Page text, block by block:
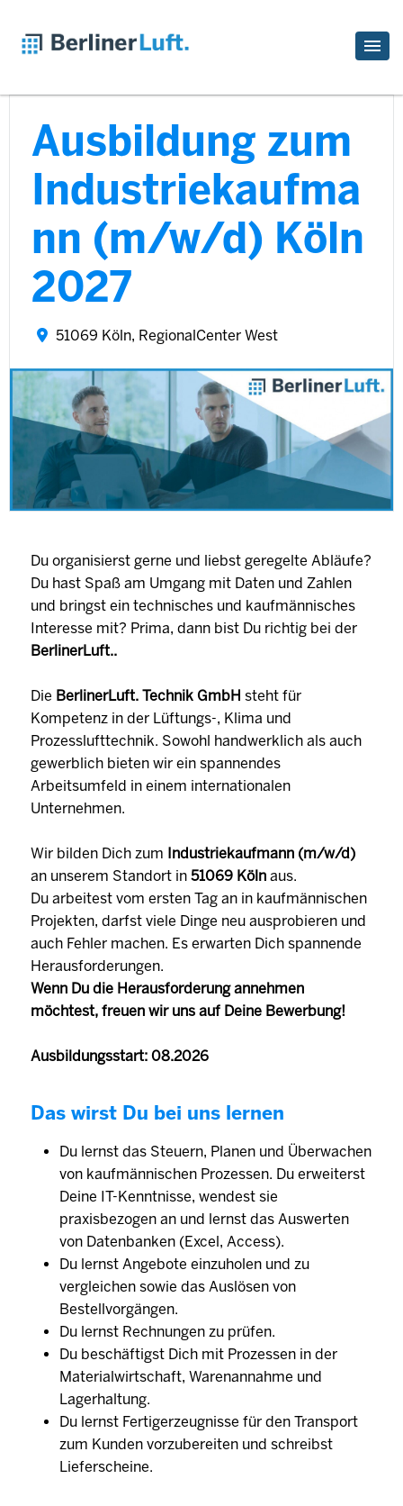
Ausbildung zum
Industriekaufma
nn (m/w/d) Köln
2027
51069 Köln, RegionalCenter West
Du organisierst gerne und liebst geregelte Abläufe?
Du hast Spaß am Umgang mit Daten und Zahlen
und bringst ein technisches und kaufmännisches
Interesse mit? Prima, dann bist Du richtig bei der
BerlinerLuft..
Die BerlinerLuft. Technik GmbH steht für
Kompetenz in der Lüftungs-, Klima und
Prozesslufttechnik. Sowohl handwerklich als auch
gewerblich bieten wir ein spannendes
Arbeitsumfeld in einem internationalen
Unternehmen.
Wir bilden Dich zum Industriekaufmann (m/w/d)
an unserem Standort in 51069 Köln aus.
Du arbeitest vom ersten Tag an in kaufmännischen
Projekten, darfst viele Dinge neu ausprobieren und
auch Fehler machen. Es erwarten Dich spannende
Herausforderungen.
Wenn Du die Herausforderung annehmen
möchtest, freuen wir uns auf Deine Bewerbung!
Ausbildungsstart: 08.2026
Das wirst Du bei uns lernen
Du lernst das Steuern, Planen und Überwachen
von kaufmännischen Prozessen. Du erweiterst
Deine IT-Kenntnisse, wendest sie
praxisbezogen an und lernst das Auswerten
von Datenbanken (Excel, Access).
Du lernst Angebote einzuholen und zu
vergleichen sowie das Auslösen von
Bestellvorgängen.
Du lernst Rechnungen zu prüfen.
Du beschäftigst Dich mit Prozessen in der
Materialwirtschaft, Warenannahme und
Lagerhaltung.
Du lernst Fertigerzeugnisse für den Transport
zum Kunden vorzubereiten und schreibst
Lieferscheine.